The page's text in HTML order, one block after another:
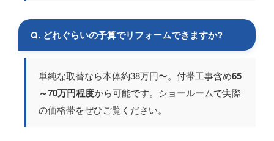
Q. どれぐらいの予算でリフォームできますか?
単純な取替なら本体約38万円〜。付帯工事含め65
～70万円程度から可能です。ショールームで実際
の価格帯をぜひご覧ください。